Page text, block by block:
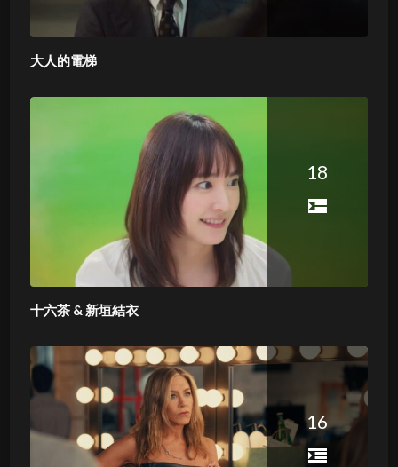
大人的電梯
18
十六茶 & 新垣結衣
16